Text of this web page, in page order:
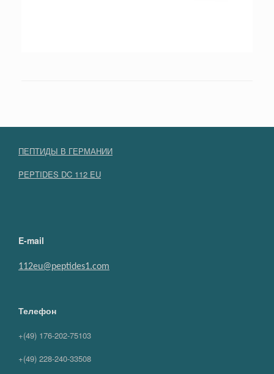
ПЕПТИДЫ В ГЕРМАНИИ
PEPTIDES DC 112 EU
E-mail
112eu@peptides1.com
Телефон
+(49) 176-202-75103
+(49) 228-240-33508